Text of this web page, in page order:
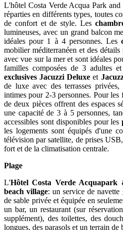
L'hôtel Costa Verde Acqua Park and
réparties en différents types, toutes
de confort et de style. Les
lumineuses, avec un grand balcon
idéales pour 1 à 4 personnes. Les
mobilier méditerranéen et des
avec vue sur la mer et sont idéales
familles composées de 3 adultes
exclusives Jacuzzi Deluxe et
de luxe avec des terrasses
intimes pour 2-3 personnes. Pour les
de deux pièces offrent des espaces
une capacité de 3 à 5 personnes,
accessibles sont disponibles pour les
les logements sont équipés d'une
télévision par satellite, de prises
fort et de la climatisation centrale.
Plage
L'Hôtel Costa Verde Acquapark
beach village: un service de
de sable privée et équipée en
un bar, un restaurant (sur
supplément), des toilettes, des
longues, des parasols et un terrain